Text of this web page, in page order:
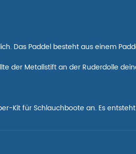
Das Paddel besteht aus einem
der Metallstift an der Ruderdolle
Kit für Schlauchboote an. Es